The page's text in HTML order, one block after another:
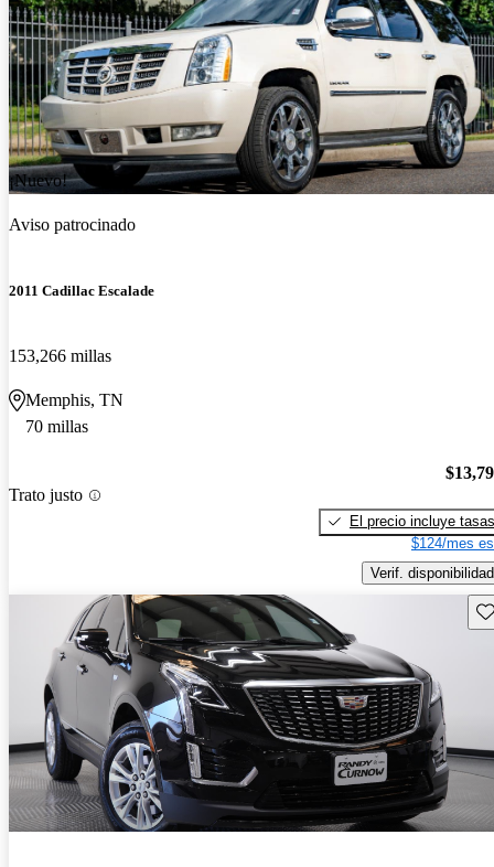
¡Nuevo!
Aviso patrocinado
2011 Cadillac Escalade
153,266 millas
Memphis, TN
70 millas
Trato justo
El precio incluye tasas
$124/mes
Verif. disponibilidad